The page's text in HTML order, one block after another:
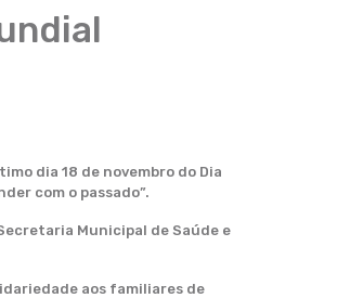
dia 18 de novembro do Dia
com o passado”.
Municipal de Saúde e
aos familiares de